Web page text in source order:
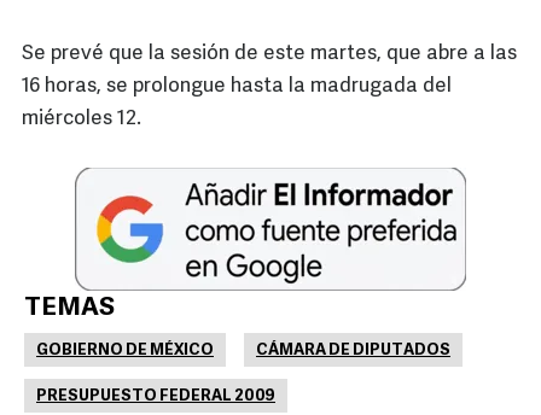
Se prevé que la sesión de este martes, que abre a las
16 horas, se prolongue hasta la madrugada del
miércoles 12.
TEMAS
GOBIERNO DE MÉXICO CÁMARA DE DIPUTADOS
PRESUPUESTO FEDERAL 2009